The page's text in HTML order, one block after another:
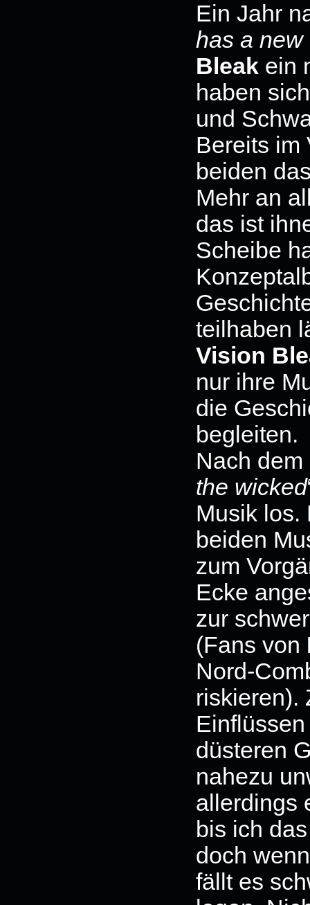
Ein Jahr
has a new
Bleak ein
haben
und
Bereits im
beiden
Mehr an
das ist
Scheibe
teilhaben
Vision
nur ihre
die
begleiten.
Nach dem
the wicked
Musik los.
beiden
zum
Ecke
zur
(Fans von
Nord-
riskieren).
düsteren
nahezu
allerdings
bis ich
doch
fällt es